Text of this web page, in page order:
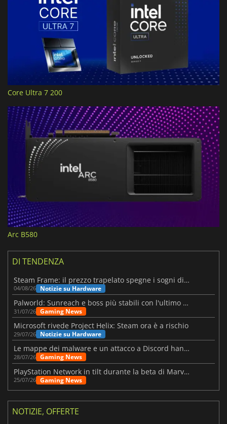
Core Ultra 7 200
Arc B580
DI TENDENZA
Steam Frame: il prezzo trapelato spegne i sogni di un VR economico
04/08/26 Notizie su Hardware
Palworld: Sunreach e boss più stabili con l'ultimo update
31/07/26 Gaming News
Microsoft rivede Project Helix: Steam ora è a rischio
29/07/26 Notizie su Hardware
Le mappe dei malware e un attacco a Discord hanno colpito Meccha Chameleon
28/07/26 Gaming News
PlayStation Network in tilt durante la beta di Marvel Tōkon
25/07/26 Gaming News
NOTIZIE, OFFERTE